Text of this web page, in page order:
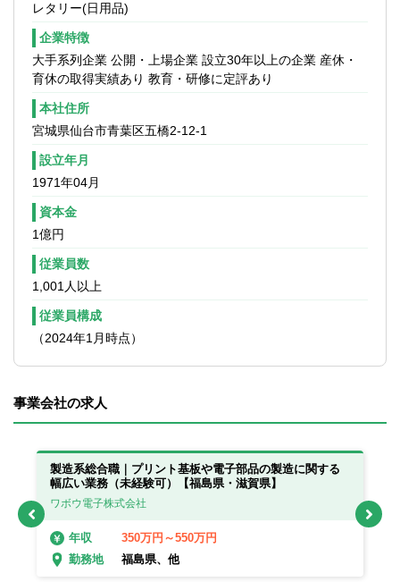
レタリー(日用品)
企業特徴
大手系列企業 公開・上場企業 設立30年以上の企業 産休・
育休の取得実績あり 教育・研修に定評あり
本社住所
宮城県仙台市青葉区五橋2-12-1
設立年月
1971年04月
資本金
1億円
従業員数
1,001人以上
従業員構成
（2024年1月時点）
事業会社の求人
製造系総合職｜プリント基板や電子部品の製造に関する
幅広い業務（未経験可）【福島県・滋賀県】
ワボウ電子株式会社
年収
350万円～550万円
勤務地
福島県、他